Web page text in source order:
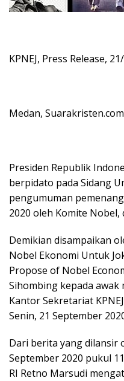
KPNEJ, Press Release,
Medan, Suarakristen.com
Presiden Republik
berpidato pada Sidang
pengumuman
2020 oleh Komite Nobel,
Demikian disampaikan
Nobel Ekonomi Untuk
Propose of Nobel
Sihombing kepada awak
Kantor Sekretariat
Senin, 21 September
Dari berita yang dilansir
September 2020 pukul
RI Retno Marsudi